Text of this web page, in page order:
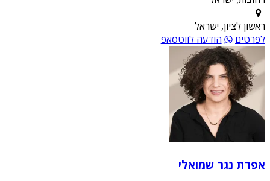
ראשון לציון, ישראל
לפרטים
הודעה לווטסאפ
אפרת נגר שמואלי